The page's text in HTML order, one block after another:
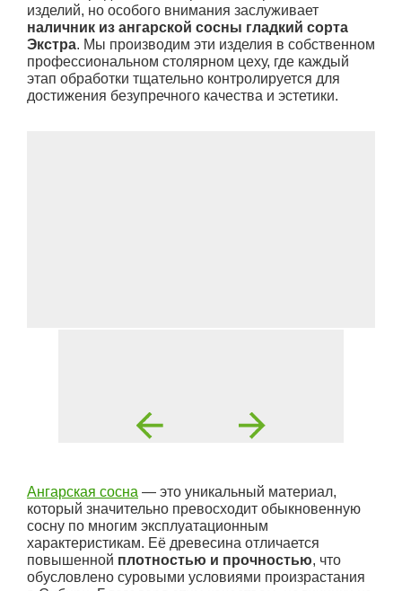
изделий, но особого внимания заслуживает
наличник из ангарской сосны гладкий сорта
Экстра. Мы производим эти изделия в собственном
профессиональном столярном цеху, где каждый
этап обработки тщательно контролируется для
достижения безупречного качества и эстетики.
Ангарская сосна — это уникальный материал,
который значительно превосходит обыкновенную
сосну по многим эксплуатационным
характеристикам. Её древесина отличается
повышенной плотностью и прочностью, что
обусловлено суровыми условиями произрастания